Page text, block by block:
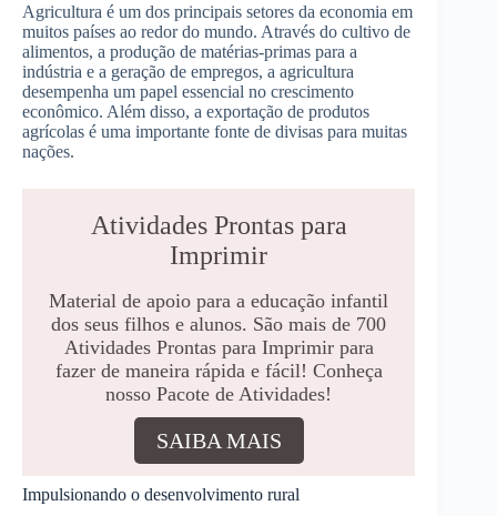
Agricultura é um dos principais setores da economia em
muitos países ao redor do mundo. Através do cultivo de
alimentos, a produção de matérias-primas para a
indústria e a geração de empregos, a agricultura
desempenha um papel essencial no crescimento
econômico. Além disso, a exportação de produtos
agrícolas é uma importante fonte de divisas para muitas
nações.
Atividades Prontas para
Imprimir
Material de apoio para a educação infantil
dos seus filhos e alunos. São mais de 700
Atividades Prontas para Imprimir para
fazer de maneira rápida e fácil! Conheça
nosso Pacote de Atividades!
SAIBA MAIS
Impulsionando o desenvolvimento rural